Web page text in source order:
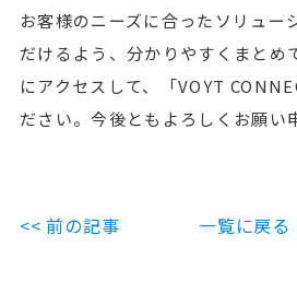
お客様のニーズに合ったソリュー
だけるよう、分かりやすくまとめ
にアクセスして、「VOYT
ださい。今後ともよろしくお願い
<< 前の記事 一覧に戻る